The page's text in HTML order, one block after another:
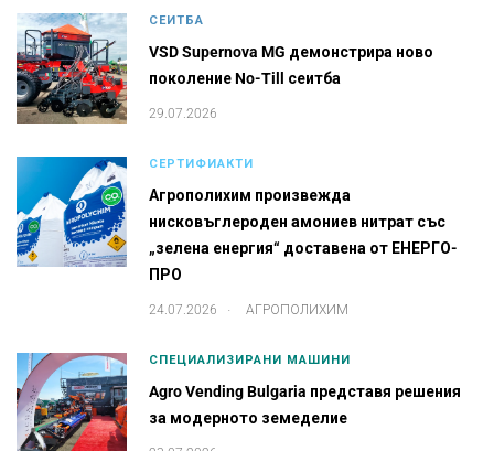
СЕИТБА
VSD Supernova MG демонстрира ново
поколение No-Till сеитба
29.07.2026
СЕРТИФИАКТИ
Агрополихим произвежда
нисковъглероден амониев нитрат със
„зелена енергия“ доставена от ЕНЕРГО-
ПРО
24.07.2026 АГРОПОЛИХИМ
СПЕЦИАЛИЗИРАНИ МАШИНИ
Agro Vending Bulgaria представя решения
за модерното земеделие